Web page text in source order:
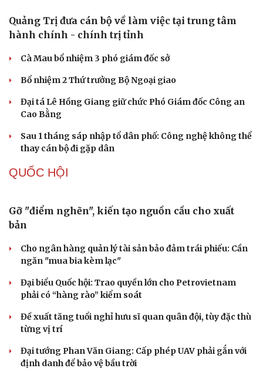
Quảng Trị đưa cán bộ về làm việc tại trung tâm
hành chính - chính trị tỉnh
Cà Mau bổ nhiệm 3 phó giám đốc sở
Bổ nhiệm 2 Thứ trưởng Bộ Ngoại giao
Đại tá Lê Hồng Giang giữ chức Phó Giám đốc Công an
Cao Bằng
Sau 1 tháng sáp nhập tổ dân phố: Công nghệ không thể
thay cán bộ đi gặp dân
QUỐC HỘI
Gỡ "điểm nghẽn", kiến tạo nguồn cầu cho xuất
bản
Cho ngân hàng quản lý tài sản bảo đảm trái phiếu: Cần
ngăn "mua bia kèm lạc"
Đại biểu Quốc hội: Trao quyền lớn cho Petrovietnam
phải có “hàng rào” kiểm soát
Đề xuất tăng tuổi nghỉ hưu sĩ quan quân đội, tùy đặc thù
từng vị trí
Đại tướng Phan Văn Giang: Cấp phép UAV phải gắn với
định danh để bảo vệ bầu trời